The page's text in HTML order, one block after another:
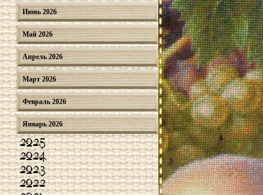
Июнь 2026
Май 2026
Апрель 2026
Март 2026
Февраль 2026
Январь 2026
2025
2024
2023
2022